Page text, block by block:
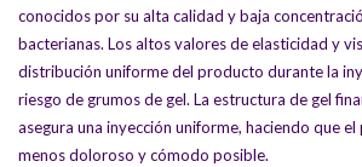
conocidos por su alta calidad y baja
bacterianas. Los altos valores de elasticidad y
distribución uniforme del producto durante la
riesgo de grumos de gel. La estructura de gel
asegura una inyección uniforme, haciendo que
menos doloroso y cómodo posible.